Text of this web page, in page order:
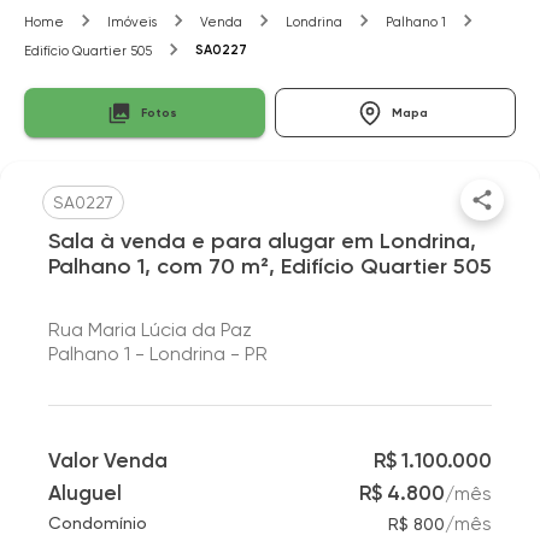
Home Imóveis Venda Londrina
Palhano 1
Edifício Quartier 505
SA0227
Fotos Mapa
SA0227
Sala à venda e para alugar em Londrina,
Palhano 1, com 70 m², Edifício Quartier 505
Rua Maria Lúcia da Paz
Palhano 1 - Londrina - PR
Valor Venda
R$ 1.100.000
Aluguel
R$ 4.800/mês
Condomínio R$ 800/mês